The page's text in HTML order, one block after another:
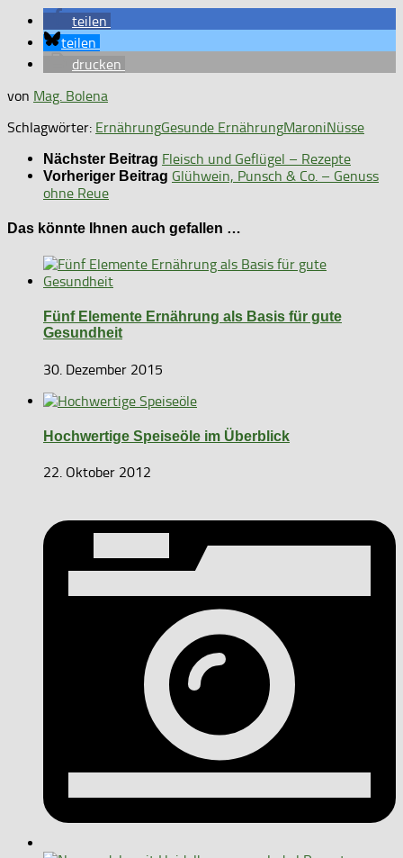
teilen
teilen
drucken
von Mag. Bolena
Schlagwörter: ErnährungGesunde ErnährungMaroniNüsse
Nächster Beitrag Fleisch und Geflügel – Rezepte
Vorheriger Beitrag Glühwein, Punsch & Co. – Genuss
ohne Reue
Das könnte Ihnen auch gefallen …
Fünf Elemente Ernährung als Basis für gute
Gesundheit
30. Dezember 2015
Hochwertige Speiseöle im Überblick
22. Oktober 2012